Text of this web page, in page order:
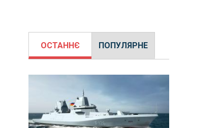
ОСТАННЄ ПОПУЛЯРНЕ